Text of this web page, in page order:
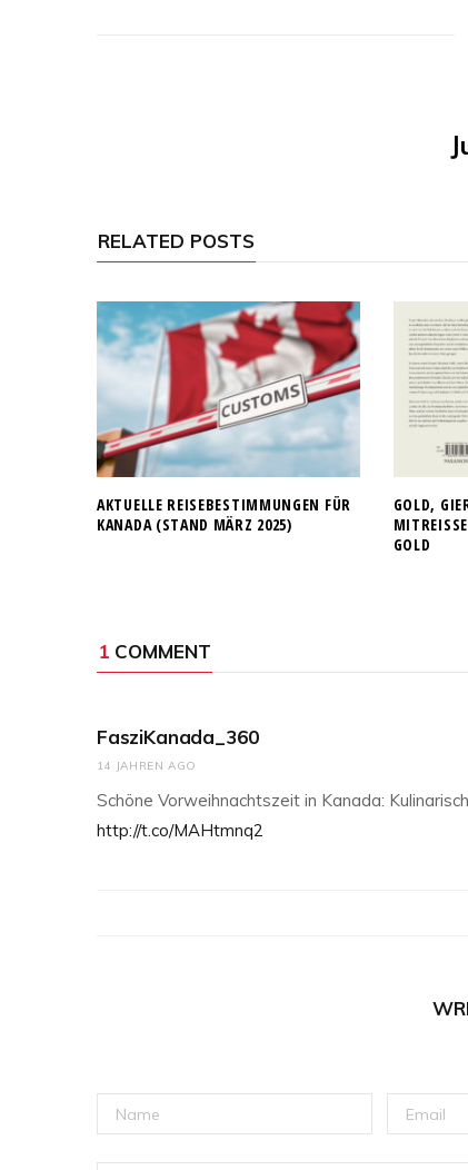
RELATED POSTS
AKTUELLE REISEBESTIMMUNGEN FÜR
KANADA (STAND MÄRZ 2025)
GOLD,
OLD
1 COMMENT
FasziKanada_360
14 JAHREN AGO
Schöne Vorweihnachtszeit in Kanada:
http://t.co/MAHtmnq2